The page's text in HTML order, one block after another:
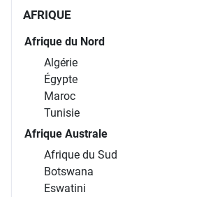
AFRIQUE
Afrique du Nord
Algérie
Égypte
Maroc
Tunisie
Afrique Australe
Afrique du Sud
Botswana
Eswatini